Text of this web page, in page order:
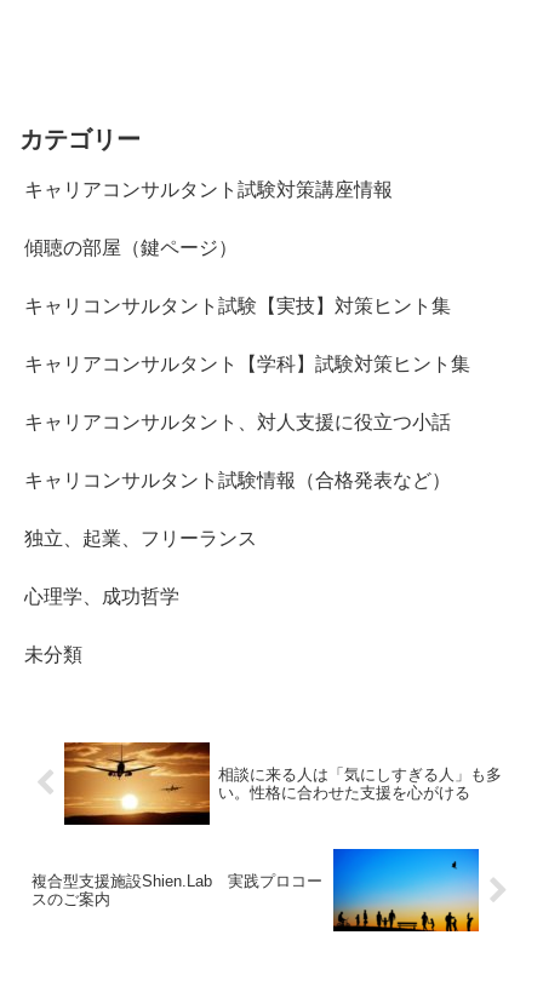
カテゴリー
キャリアコンサルタント試験対策講座情報
傾聴の部屋（鍵ページ）
キャリコンサルタント試験【実技】対策ヒント集
キャリアコンサルタント【学科】試験対策ヒント集
キャリアコンサルタント、対人支援に役立つ小話
キャリコンサルタント試験情報（合格発表など）
独立、起業、フリーランス
心理学、成功哲学
未分類
相談に来る人は「気にしすぎる人」も多
い。性格に合わせた支援を心がける
複合型支援施設Shien.Lab 実践プロコー
スのご案内